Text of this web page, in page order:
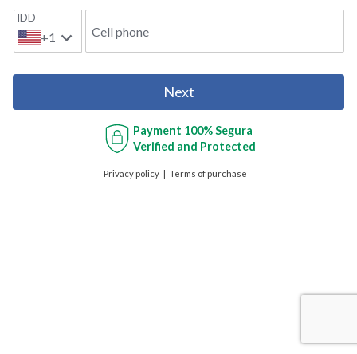
IDD
+1 Cell phone
Next
Payment 100% Segura
Verified and Protected
Privacy policy Terms of purchase